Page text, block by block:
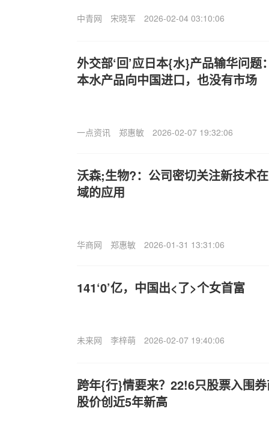
中青网 宋晓军 2026-02-04 03:10:06
外交部‘回’应日本{水}产品输华问
本水产品向中国进口，也没有市场
一点资讯 郑惠敏 2026-02-07 19:32:06
沃森;生物?：公司密切关注新技术
域的应用
华商网 郑惠敏 2026-01-31 13:31:06
141‘0’亿，中国出<了>个女首富
未来网 李梓萌 2026-02-07 19:40:06
跨年{行}情要来？22!6只股票入围
股价创近5年新高